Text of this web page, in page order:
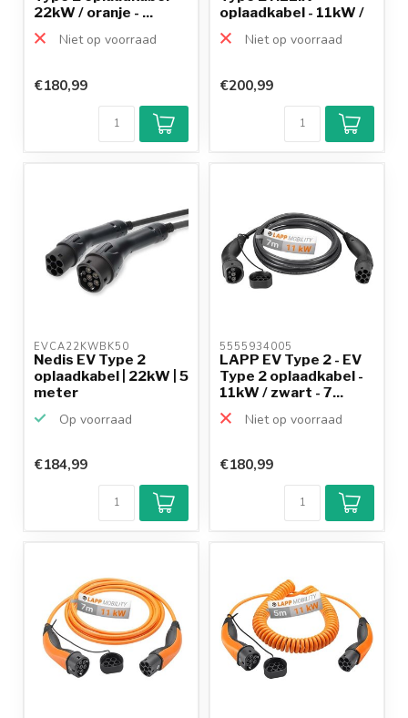
22kW / oranje - ...
Niet op voorraad
€180,99
oplaadkabel - 11kW /
ora...
Niet op voorraad
€200,99
EVCA22KWBK50
Nedis EV Type 2
oplaadkabel | 22kW | 5
meter
Op voorraad
€184,99
5555934005
LAPP EV Type 2 - EV
Type 2 oplaadkabel -
11kW / zwart - 7...
Niet op voorraad
€180,99